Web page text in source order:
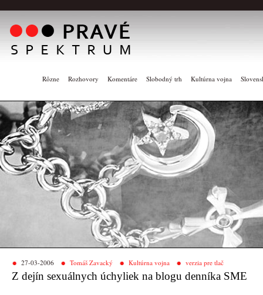
Rôzne Rozhovory Komentáre Slobodný trh Kultúrna vojna
27-03-2006 Tomáš Zavacký Kultúrna vojna verzia pre tlač
Z dejín sexuálnych úchyliek na blogu denníka SME